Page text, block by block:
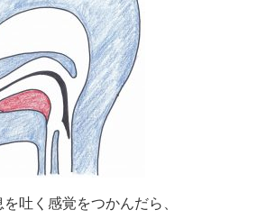
吐く感覚をつかんだら、